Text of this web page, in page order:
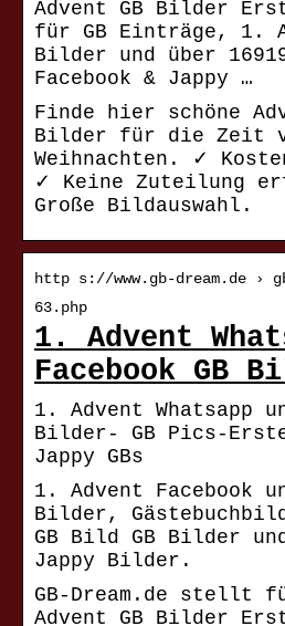
Advent GB Bilder
für GB Einträge, 1.
Bilder und über
Facebook & Jappy …
Finde hier schöne
Bilder für die Zeit
Weihnachten. ✓
✓ Keine Zuteilung
Große Bildauswahl.
http s://www.gb-dream.de ›
63.php
1. Advent
Facebook GB
1. Advent Whatsapp
Bilder- GB Pics-
Jappy GBs
1. Advent Facebook
Bilder,
GB Bild GB Bilder
Jappy Bilder.
GB-Dream.de stellt
Advent GB Bilder